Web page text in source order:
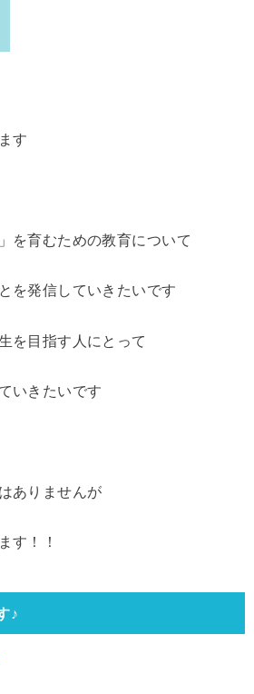
す
を育むための教育について
を発信していきたいです
を目指す人にとって
いきたいです
ありませんが
す！！
♪